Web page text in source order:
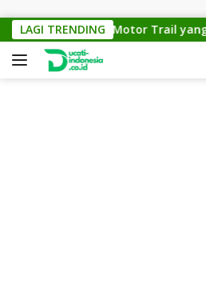
LAGI TRENDING
KTM Cross 150: Motor Trail yang